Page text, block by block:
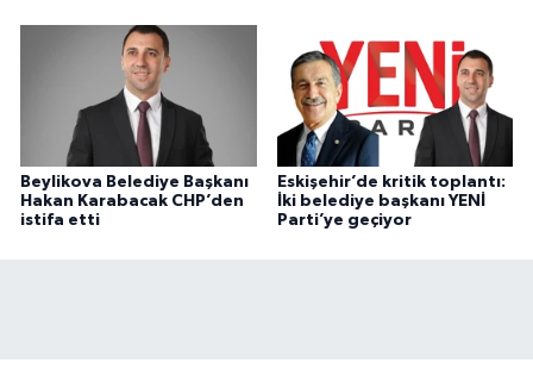
Beylikova Belediye Başkanı
Hakan Karabacak CHP’den
istifa etti
Eskişehir’de kritik toplantı:
İki belediye başkanı YENİ
Parti’ye geçiyor